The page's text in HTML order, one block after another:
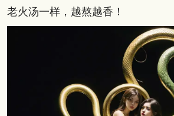
老火汤一样，越熬越香！